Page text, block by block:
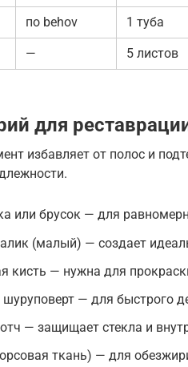
по behov 1 туба
— 5 листов
для
избавляет от полос и
или брусок — для
(малый) — создает
кисть — нужна для
шуруповерт — для быстрого
— защищает стекла и
ткань) — для